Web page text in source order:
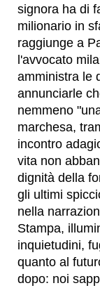
signora ha di
milionario in
raggiunge a
l'avvocato
amministra le
annunciarle
nemmeno
marchesa,
incontro
vita non
dignità della
gli ultimi
nella
Stampa,
inquietudini,
quanto al
dopo: noi